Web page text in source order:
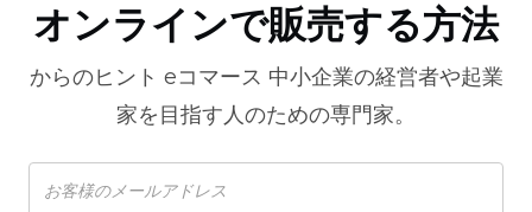
オンラインで販売する方法
からのヒント eコマース 中小企業の経営者や起業
家を目指す人のための専門家。